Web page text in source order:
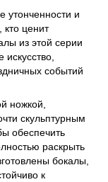
утонченности и
кто ценит
из этой серии
событий
ножкой,
скульптурным
обеспечить
раскрыть
бокалы,
к